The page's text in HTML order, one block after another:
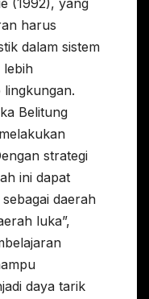
(1992), yang
harus
dalam sistem
lebih
Belitung
strategi
ini dapat
daerah
luka”,
daya tarik